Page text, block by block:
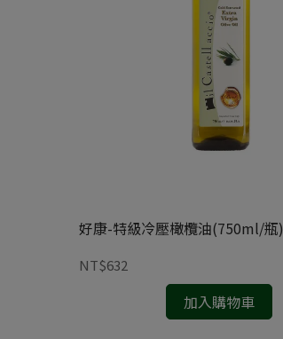
好康-特級冷壓橄欖油(750ml/瓶)
NT$632
加入購物車